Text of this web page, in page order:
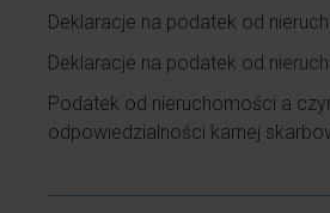
Deklaracje na podatek od
Deklaracje na podatek od
Podatek od nieruchomości a
odpowiedzialności karnej